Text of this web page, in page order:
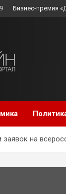
Бизнес-премия
на